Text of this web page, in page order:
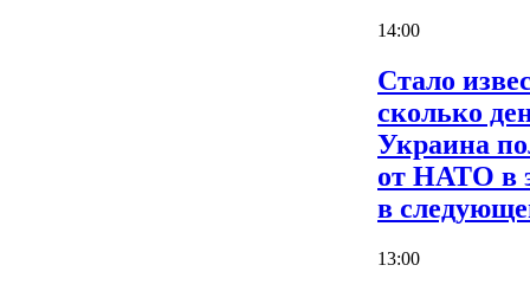
14:00
Стало
сколько
Украина
от НАТО в
в
13:00